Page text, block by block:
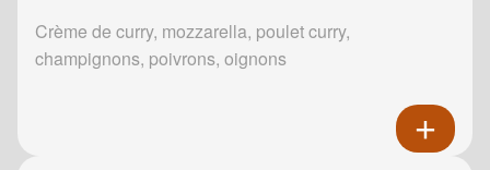
Crème de curry, mozzarella, poulet curry,
champignons, poivrons, oignons